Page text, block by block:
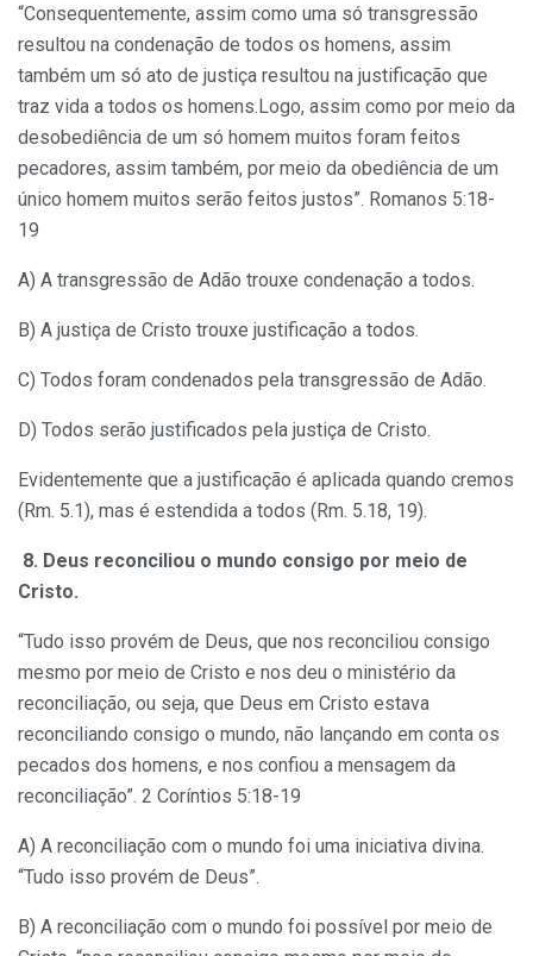
“Consequentemente, assim como uma só transgressão
resultou na condenação de todos os homens, assim
também um só ato de justiça resultou na justificação que
traz vida a todos os homens.Logo, assim como por meio da
desobediência de um só homem muitos foram feitos
pecadores, assim também, por meio da obediência de um
único homem muitos serão feitos justos”. Romanos 5:18-
19
A) A transgressão de Adão trouxe condenação a todos.
B) A justiça de Cristo trouxe justificação a todos.
C) Todos foram condenados pela transgressão de Adão.
D) Todos serão justificados pela justiça de Cristo.
Evidentemente que a justificação é aplicada quando cremos
(Rm. 5.1), mas é estendida a todos (Rm. 5.18, 19).
8. Deus reconciliou o mundo consigo por meio de
Cristo.
“Tudo isso provém de Deus, que nos reconciliou consigo
mesmo por meio de Cristo e nos deu o ministério da
reconciliação, ou seja, que Deus em Cristo estava
reconciliando consigo o mundo, não lançando em conta os
pecados dos homens, e nos confiou a mensagem da
reconciliação”. 2 Coríntios 5:18-19
A) A reconciliação com o mundo foi uma iniciativa divina.
“Tudo isso provém de Deus”.
B) A reconciliação com o mundo foi possível por meio de